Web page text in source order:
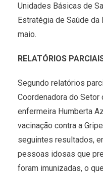
Unidades Básicas de
Estratégia de Saúde da
maio.
RELATÓRIOS
Segundo relatórios
Coordenadora do Setor
enfermeira Humberta
vacinação contra a
seguintes resultados,
pessoas idosas que
foram imunizadas, o